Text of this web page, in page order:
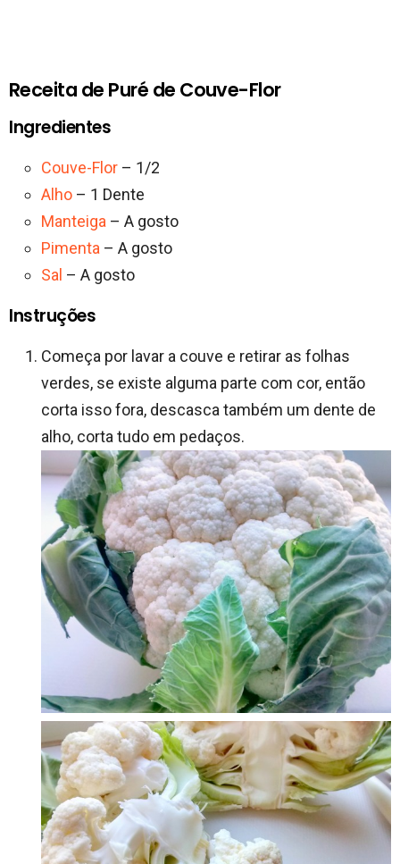
Receita de Puré de Couve-Flor
Ingredientes
Couve-Flor – 1/2
Alho – 1 Dente
Manteiga – A gosto
Pimenta – A gosto
Sal – A gosto
Instruções
Começa por lavar a couve e retirar as folhas
verdes, se existe alguma parte com cor, então
corta isso fora, descasca também um dente de
alho, corta tudo em pedaços.